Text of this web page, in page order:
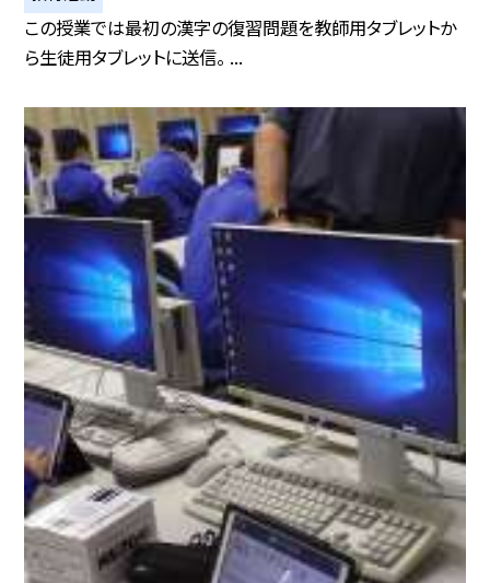
この授業では最初の漢字の復習問題を教師用タブレットか
ら生徒用タブレットに送信。 ...